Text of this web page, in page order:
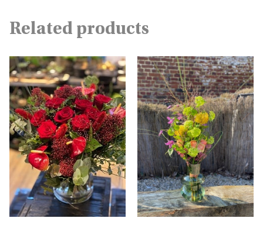
Related products